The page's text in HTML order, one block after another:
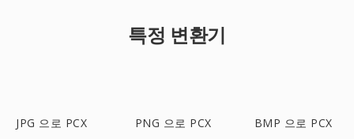
특정 변환기
JPG 으로 PCX PNG 으로 PCX BMP 으로 PCX